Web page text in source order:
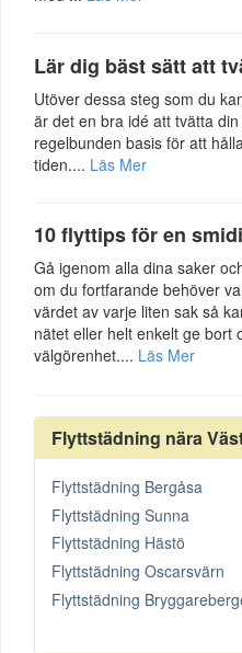
Lär dig bäst sätt att
Utöver dessa steg som du
är det en bra idé att tvätta
regelbunden basis för att
tiden.... Läs Mer
10 flyttips för en
Gå igenom alla dina saker
om du fortfarande behöver
värdet av varje liten sak så
nätet eller helt enkelt ge bort
välgörenhet.... Läs Mer
Flyttstädning nära
Flyttstädning Bergåsa
Flyttstädning Sunna
Flyttstädning Hästö
Flyttstädning Oscarsvärn
Flyttstädning